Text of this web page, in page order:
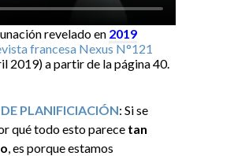
revelado en 2019
francesa Nexus N°121
2019) a partir de la página 40.
PLANIFICIACIÓN: Si se
qué todo esto parece tan
, es porque estamos